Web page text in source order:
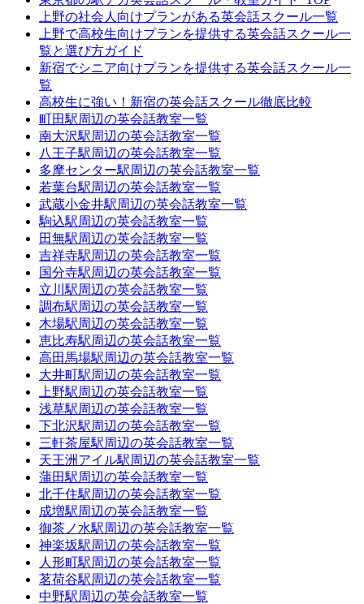
上野の社会人向けプランがある英会話スクール一覧
上野で高校生向けプランを提供する英会話スクール一
覧と選び方ガイド
新宿でシニア向けプランを提供する英会話スクール一
覧
高校生に強い！新宿の英会話スクール徹底比較
町田駅周辺の英会話教室一覧
南大沢駅周辺の英会話教室一覧
八王子駅周辺の英会話教室一覧
多摩センター駅周辺の英会話教室一覧
若葉台駅周辺の英会話教室一覧
武蔵小金井駅周辺の英会話教室一覧
駒込駅周辺の英会話教室一覧
田無駅周辺の英会話教室一覧
吉祥寺駅周辺の英会話教室一覧
国分寺駅周辺の英会話教室一覧
立川駅周辺の英会話教室一覧
調布駅周辺の英会話教室一覧
木場駅周辺の英会話教室一覧
恵比寿駅周辺の英会話教室一覧
高田馬場駅周辺の英会話教室一覧
大井町駅周辺の英会話教室一覧
上野駅周辺の英会話教室一覧
浅草駅周辺の英会話教室一覧
下北沢駅周辺の英会話教室一覧
三軒茶屋駅周辺の英会話教室一覧
天王洲アイル駅周辺の英会話教室一覧
蒲田駅周辺の英会話教室一覧
北千住駅周辺の英会話教室一覧
成増駅周辺の英会話教室一覧
御茶ノ水駅周辺の英会話教室一覧
神楽坂駅周辺の英会話教室一覧
人形町駅周辺の英会話教室一覧
茗荷谷駅周辺の英会話教室一覧
中野駅周辺の英会話教室一覧